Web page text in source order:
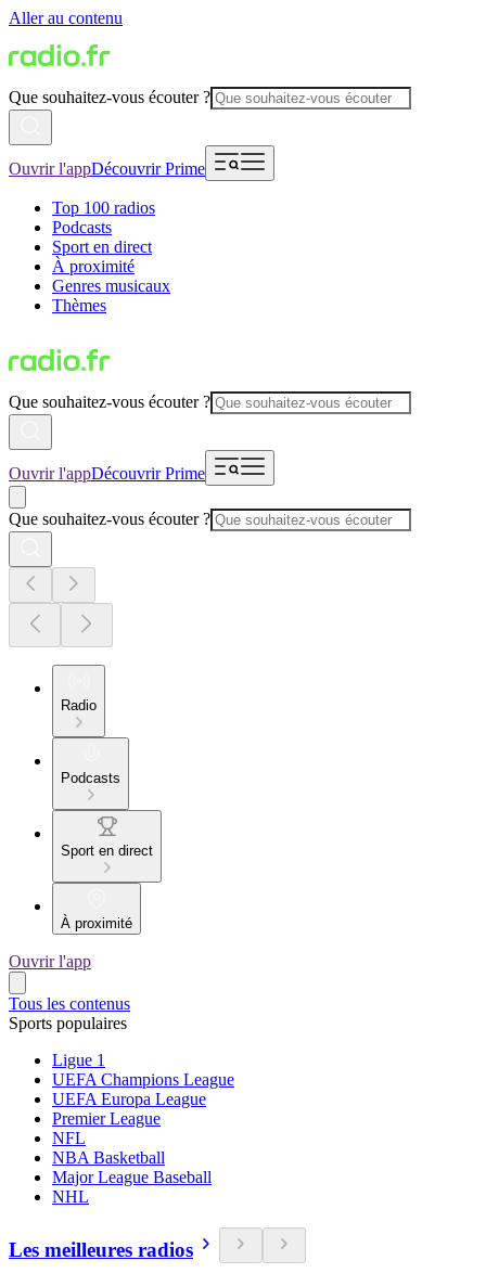
Aller au contenu
Que souhaitez-vous écouter ?
Ouvrir l'appDécouvrir Prime
Top 100 radios
Podcasts
Sport en direct
À proximité
Genres musicaux
Thèmes
Que souhaitez-vous écouter ?
Ouvrir l'appDécouvrir Prime
Que souhaitez-vous écouter ?
Radio
Podcasts
Sport en direct
À proximité
Ouvrir l'app
Tous les contenus
Sports populaires
Ligue 1
UEFA Champions League
UEFA Europa League
Premier League
NFL
NBA Basketball
Major League Baseball
NHL
Les meilleures radios